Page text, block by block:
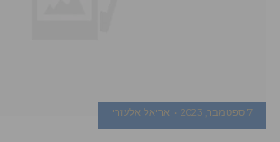
7 ספטמבר, 2023 אריאל אלעזרי